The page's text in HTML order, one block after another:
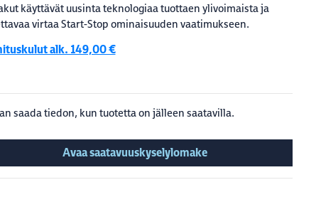
käyttävät uusinta teknologiaa tuottaen ylivoimaista ja
virtaa Start-Stop ominaisuuden vaatimukseen.
alk. 149,00 €
saada tiedon, kun tuotetta on jälleen saatavilla.
Avaa saatavuuskyselylomake